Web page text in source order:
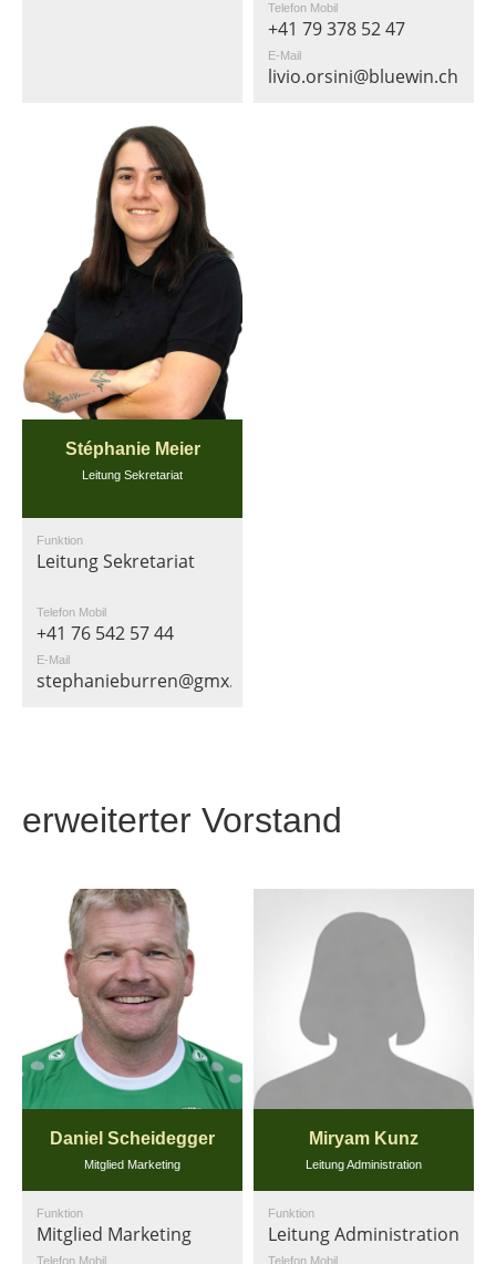
Telefon Mobil
+41 79 378 52 47
E-Mail
livio.orsini@bluewin.ch
Stéphanie Meier
Leitung Sekretariat
Funktion
Leitung Sekretariat
Telefon Mobil
+41 76 542 57 44
E-Mail
stephanieburren@gmx.ch
erweiterter Vorstand
Daniel Scheidegger
Mitglied Marketing
Funktion
Mitglied Marketing
Telefon Mobil
Miryam Kunz
Leitung Administration
Funktion
Leitung Administration
Telefon Mobil